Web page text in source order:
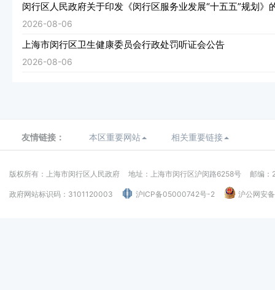
闵行区人民政府关于印发《闵行区服务业发展“十五五”规划》
2026-08-06
上海市闵行区卫生健康委员会行政处罚听证会公告
2026-08-06
友情链接： 本区重要网站 相关重要链接
版权所有：上海市闵行区人民政府 地址：上海市闵行区沪闵路6258号 邮编：
政府网站标识码：3101120003 沪ICP备05000742号-2 沪公网安